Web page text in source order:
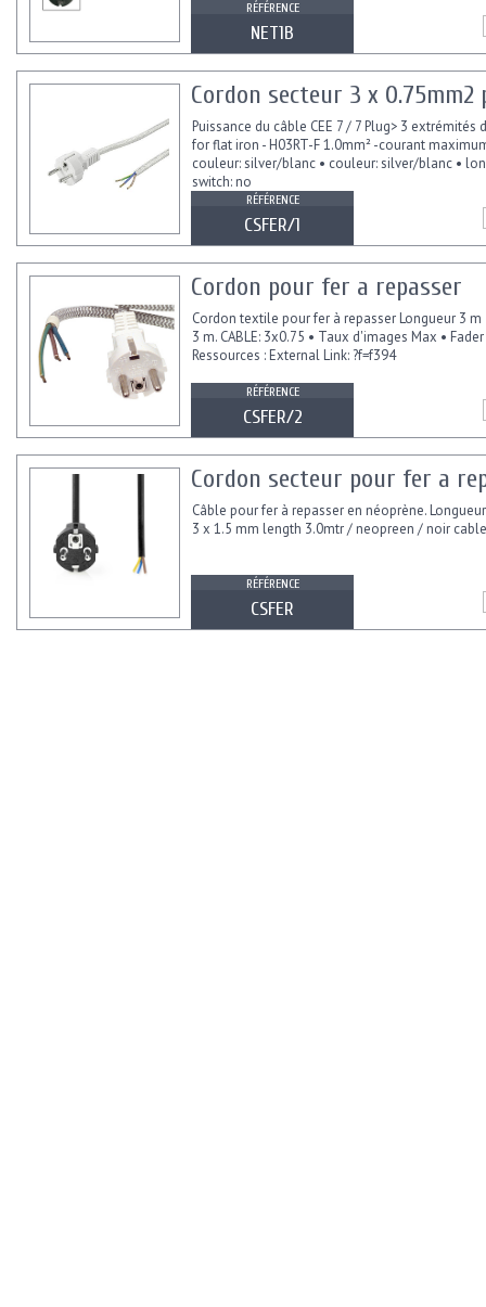
RÉFÉRENCE
NET1B
Cordon secteur 3 x
Puissance du câble CEE 7 / 7 Plug> 3 extrémités
for flat iron - H03RT-F 1.0mm² -courant
couleur: silver/blanc • couleur: silver/blanc •
switch: no
RÉFÉRENCE
CSFER/1
Cordon pour fer a repasser
Cordon textile pour fer à repasser Longueur 3
3 m. CABLE: 3x0.75 • Taux d'images Max •
Ressources : External Link: ?f=f394
RÉFÉRENCE
CSFER/2
Cordon secteur pour fer a
Câble pour fer à repasser en néoprène.
3 x 1.5 mm length 3.0mtr / neopreen / noir
RÉFÉRENCE
CSFER